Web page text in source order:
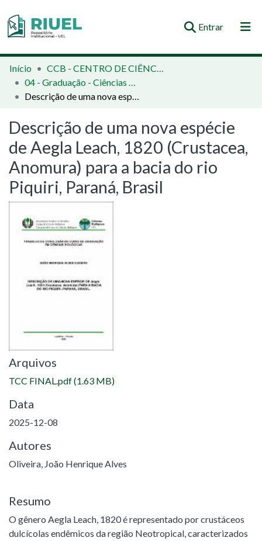
Entrar(current)
Orientações e Normas
Comunidades e Coleções
Estatísticas
Início
CCB - CENTRO DE CIÊNCIAS BIOLÓGICAS
04 - Graduação - Ciências Biológicas
Descrição de uma nova espécie de Aegla Leach, 1820 (Crustacea, Anomura) para a bacia do rio Piquiri, Paraná, Brasil
Descrição de uma nova espécie
de Aegla Leach, 1820 (Crustacea,
Anomura) para a bacia do rio
Piquiri, Paraná, Brasil
Arquivos
TCC FINAL.pdf(1.63 MB)
Data
2025-12-08
Autores
Oliveira, João Henrique Alves
Resumo
O gênero Aegla Leach, 1820 é representado por crustáceos
dulcícolas endêmicos da região Neotropical, caracterizados